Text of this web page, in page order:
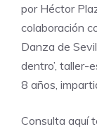
por Héctor
colaboración
Danza de
dentro’, taller-
8 años,
Consulta aquí